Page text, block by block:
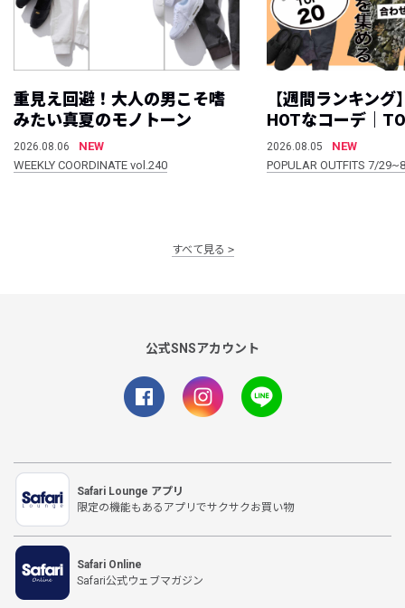
重見え回避！大人の男こそ嗜
みたい真夏のモノトーン
2026.08.06
NEW
WEEKLY COORDINATE vol.240
【週間ランキング
HOTなコーデ｜
2026.08.05
NEW
POPULAR OUTFITS 7/
すべて見る
公式SNSアカウント
Safari Lounge アプリ
限定の機能もあるアプリでサクサクお買い物
Safari Online
Safari公式ウェブマガジン